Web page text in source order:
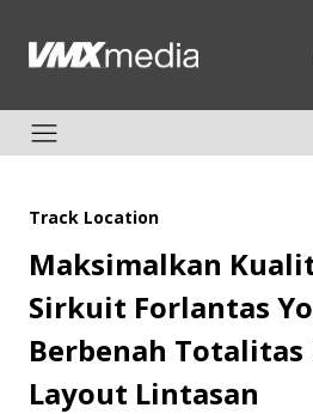
Track Location
Maksimalkan
Sirkuit Forlantas
Berbenah Totalitas
Layout Lintasan